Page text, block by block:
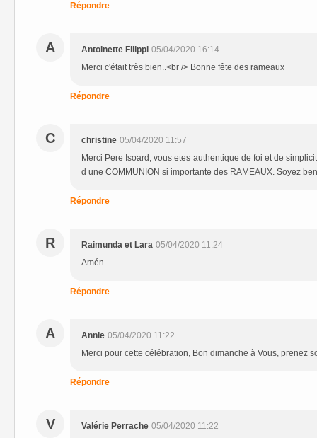
Répondre
A Antoinette Filippi 05/04/2020 16:14
Merci c'était très bien..<br /> Bonne fête des rameaux
Répondre
C christine 05/04/2020 11:57
Merci Pere Isoard, vous etes authentique de foi et de
d une COMMUNION si importante des RAMEAUX. Soyez
Répondre
R Raimunda et Lara 05/04/2020 11:24
Amén
Répondre
A Annie 05/04/2020 11:22
Merci pour cette célébration, Bon dimanche à Vous, prenez
Répondre
V Valérie Perrache 05/04/2020 11:22